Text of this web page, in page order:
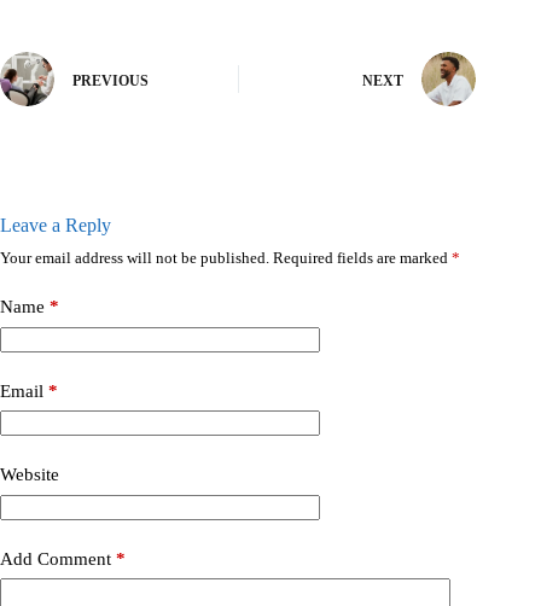
PREVIOUS NEXT
Leave a Reply
Your email address will not be published. Required fields are marked *
Name *
Email *
Website
Add Comment *